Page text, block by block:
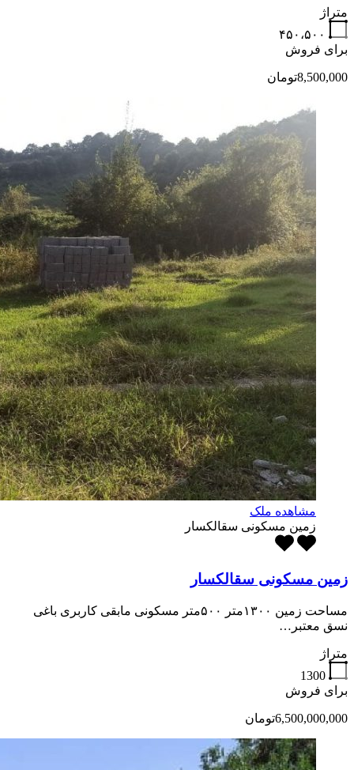
متراژ
۴۵۰،۵۰۰
برای فروش
8,500,000تومان
مشاهده ملک
زمین مسکونی سقالکسار
زمین مسکونی سقالکسار
مساحت زمین ۱۳۰۰متر ۵۰۰متر مسکونی مابقی کاربری باغی
نسق معتبر…
متراژ
1300
برای فروش
6,500,000,000تومان